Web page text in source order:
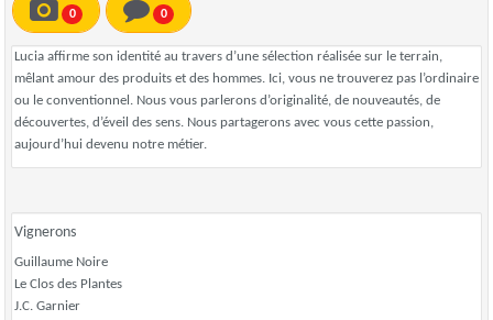
0 0
Lucia affirme son identité au travers d’une sélection réalisée sur le terrain,
mêlant amour des produits et des hommes. Ici, vous ne trouverez pas l’ordinaire
ou le conventionnel. Nous vous parlerons d’originalité, de nouveautés, de
découvertes, d’éveil des sens. Nous partagerons avec vous cette passion,
aujourd’hui devenu notre métier.
Vignerons
Guillaume Noire
Le Clos des Plantes
J.C. Garnier